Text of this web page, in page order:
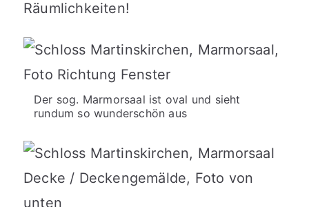
Räumlichkeiten!
Der sog. Marmorsaal ist oval und sieht
rundum so wunderschön aus